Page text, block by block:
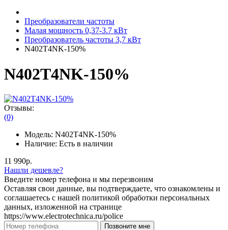
Преобразователи частоты
Малая мощность 0,37-3.7 кВт
Преобразователь частоты 3,7 кВт
N402T4NK-150%
N402T4NK-150%
Отзывы:
(0)
Модель: N402T4NK-150%
Наличие: Есть в наличии
11 990р.
Нашли дешевле?
Введите номер телефона и мы перезвоним
Оставляя свои данные, вы подтверждаете, что ознакомлены и
соглашаетесь с нашей политикой обработки персональных
данных, изложенной на странице
https://www.electrotechnica.ru/police
Позвоните мне